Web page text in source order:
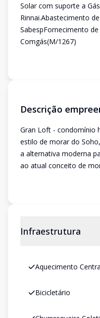
Solar com suporte a
Rinnai.Abastecimento
SabespFornecimento
Comgás(M/1267)
Descrição
Gran Loft - condomínio
estilo de morar do
a alternativa moderna
ao atual conceito de
Infraestrutura
Aquecimento
Bicicletário